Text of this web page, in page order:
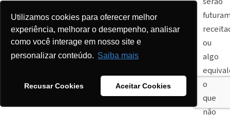
Utilizamos cookies para oferecer melhor
experiência, melhorar o desempenho, analisar
como você interage em nosso site e
personalizar conteúdo. Saiba mais
Recusar Cookies Aceitar Cookies
ou
algo
o
que
não